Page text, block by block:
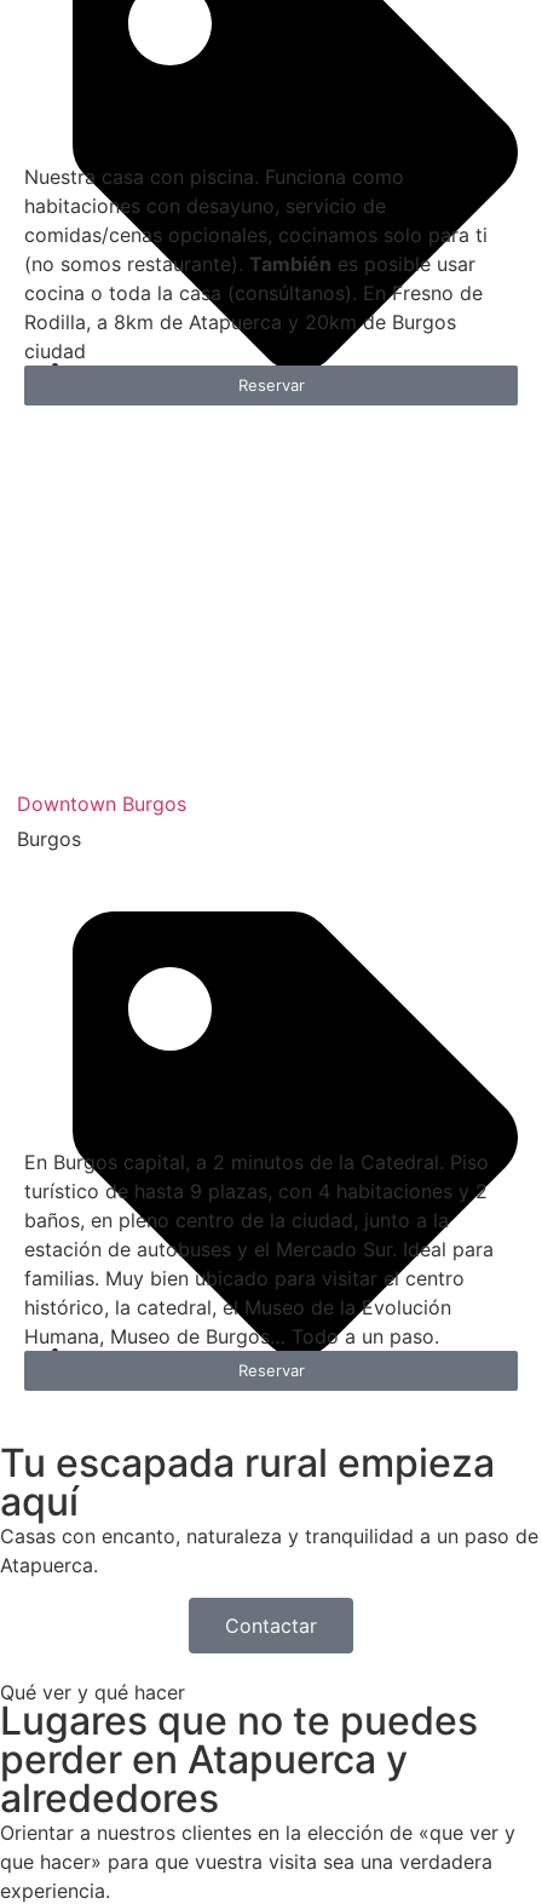
Nuestra casa con piscina. Funciona como
habitaciones con desayuno, servicio de
comidas/cenas opcionales, cocinamos solo para ti
(no somos restaurante). También es posible usar
cocina o toda la casa (consúltanos). En Fresno de
Rodilla, a 8km de Atapuerca y 20km de Burgos
ciudad
Reservar
Downtown Burgos
Burgos
2 noches
En Burgos capital, a 2 minutos de la Catedral. Piso
turístico de hasta 9 plazas, con 4 habitaciones y 2
baños, en pleno centro de la ciudad, junto a la
estación de autobuses y el Mercado Sur. Ideal para
familias. Muy bien ubicado para visitar el centro
histórico, la catedral, el Museo de la Evolución
Humana, Museo de Burgos… Todo a un paso.
Reservar
Tu escapada rural empieza
aquí
Casas con encanto, naturaleza y tranquilidad a un paso de
Atapuerca.
Contactar
Qué ver y qué hacer
Lugares que no te puedes
perder en Atapuerca y
alrededores
Orientar a nuestros clientes en la elección de «que ver y
que hacer» para que vuestra visita sea una verdadera
experiencia.